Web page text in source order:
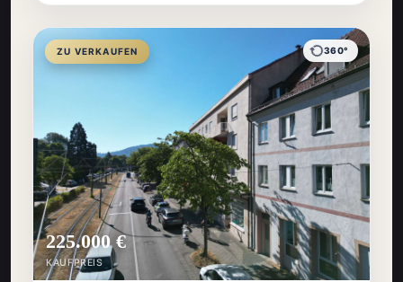
ZU VERKAUFEN 360°
225.000 €
KAUFPREIS